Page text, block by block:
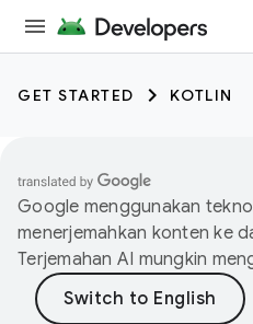
GET STARTED KOTLIN
Google menggunakan
menerjemahkan konten ke
Terjemahan AI mungkin